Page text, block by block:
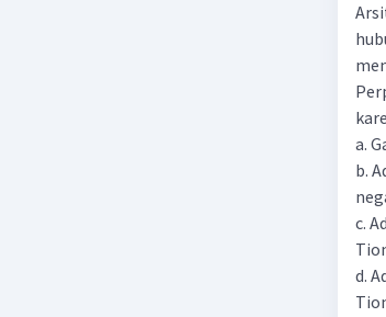
a.
b.
c.
d.